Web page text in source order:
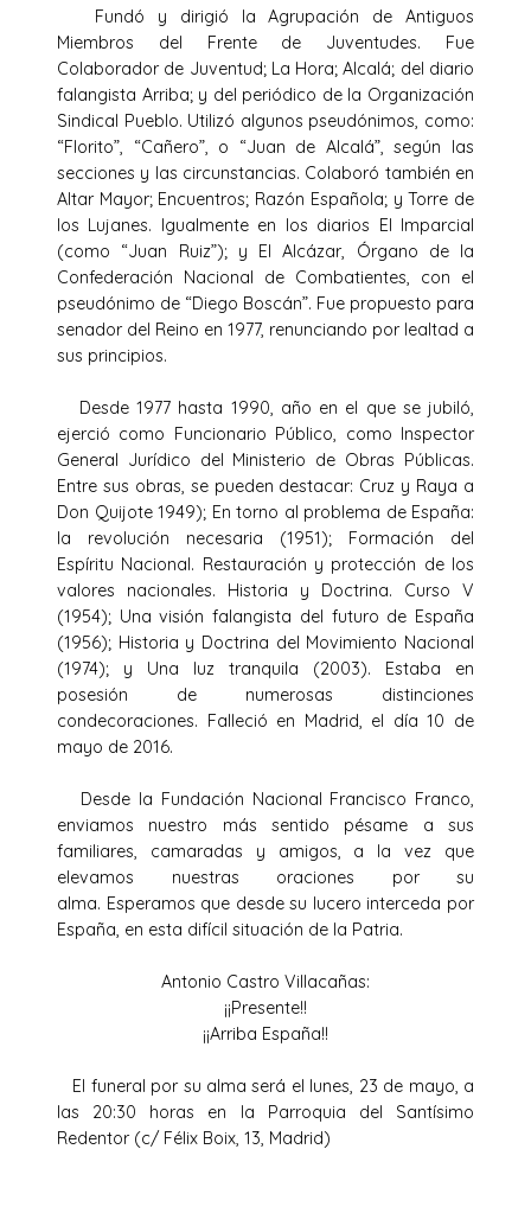
Fundó y dirigió la Agrupación de Antiguos
Miembros del Frente de Juventudes. Fue
Colaborador de Juventud; La Hora; Alcalá; del diario
falangista Arriba; y del periódico de la Organización
Sindical Pueblo. Utilizó algunos pseudónimos, como:
“Florito”, “Cañero”, o “Juan de Alcalá”, según las
secciones y las circunstancias. Colaboró también en
Altar Mayor; Encuentros; Razón Española; y Torre de
los Lujanes. Igualmente en los diarios El Imparcial
(como “Juan Ruiz”); y El Alcázar, Órgano de la
Confederación Nacional de Combatientes, con el
pseudónimo de “Diego Boscán”. Fue propuesto para
senador del Reino en 1977, renunciando por lealtad a
sus principios.
Desde 1977 hasta 1990, año en el que se jubiló,
ejerció como Funcionario Público, como Inspector
General Jurídico del Ministerio de Obras Públicas.
Entre sus obras, se pueden destacar: Cruz y Raya a
Don Quijote 1949); En torno al problema de España:
la revolución necesaria (1951); Formación del
Espíritu Nacional. Restauración y protección de los
valores nacionales. Historia y Doctrina. Curso V
(1954); Una visión falangista del futuro de España
(1956); Historia y Doctrina del Movimiento Nacional
(1974); y Una luz tranquila (2003). Estaba en
posesión de numerosas distinciones
condecoraciones. Falleció en Madrid, el día 10 de
mayo de 2016.
Desde la Fundación Nacional Francisco Franco,
enviamos nuestro más sentido pésame a sus
familiares, camaradas y amigos, a la vez que
elevamos nuestras oraciones por su
alma. Esperamos que desde su lucero interceda por
España, en esta difícil situación de la Patria.
Antonio Castro Villacañas:
¡¡Presente!!
¡¡Arriba España!!
El funeral por su alma será el lunes, 23 de mayo, a
las 20:30 horas en la Parroquia del Santísimo
Redentor (c/ Félix Boix, 13, Madrid)